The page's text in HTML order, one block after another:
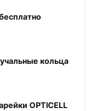
кольца
OPTICELL